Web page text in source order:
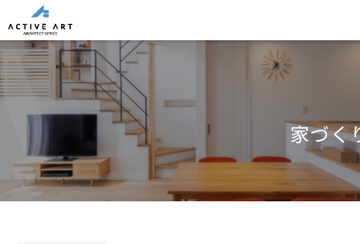
家づく